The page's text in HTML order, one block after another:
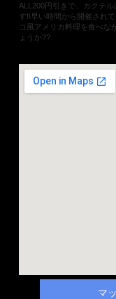
ALL200円引きで、カクテ
す!!早い時間から開催され
コ風アメリカ料理を食べな
ょうか??
マ